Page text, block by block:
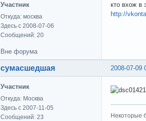
Участник
Откуда: москва
Здесь с 2008-07-06
Сообщений: 20
кто вхож в
http://
Вне форума
2008-07-09
сумасшедшая
Участник
Откуда: Москва
Здесь с 2007-11-05
Сообщений: 23
Некоторые